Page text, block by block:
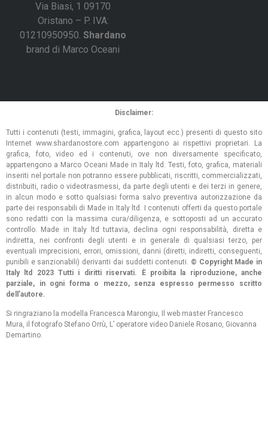
Via Biasi, 1 09170
Oristano – P. IVA:
01210950950. Shardano
brand di Marco Oceani
Disclaimer:
Tutti i contenuti (testi, immagini, grafica, layout ecc.) presenti di questo sito
Internet www.shardanostore.com appartengono ai rispettivi proprietari. La
grafica, foto, video ed i contenuti, ove non diversamente specificato,
appartengono a Marco Oceani Made in Italy ltd. Testi, foto, grafica, materiali
inseriti nel portale non potranno essere pubblicati, riscritti, commercializzati,
distribuiti, radio o videotrasmessi, da parte degli utenti e dei terzi in genere,
in alcun modo e sotto qualsiasi forma salvo preventiva autorizzazione da
parte dei responsabili di Made in Italy ltd. I contenuti offerti da questo portale
sono redatti con la massima cura/diligenza, e sottoposti ad un accurato
controllo. Made in Italy ltd tuttavia, declina ogni responsabilità, diretta e
indiretta, nei confronti degli utenti e in generale di qualsiasi terzo, per
eventuali imprecisioni, errori, omissioni, danni (diretti, indiretti, conseguenti,
punibili e sanzionabili) derivanti dai suddetti contenuti. © Copyright Made in
Italy ltd 2023 Tutti i diritti riservati. È proibita la riproduzione, anche
parziale, in ogni forma o mezzo, senza espresso permesso scritto
dell’autore.
Si ringraziano la modella Francesca Marongiu, Il web master Francesco
Mura, il fotografo Stefano Orrù, L’ operatore video Daniele Rosano, Giovanna
Demartino.